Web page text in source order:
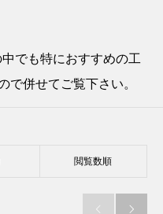
でも特におすすめの工
で併せてご覧下さい。
閲覧数順
 